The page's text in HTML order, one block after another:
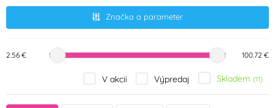
Značka a parameter
2.56 € 100.72 €
V akcii Výpredaj Skladem (11)